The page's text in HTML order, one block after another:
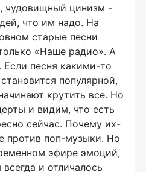
чудовищный цинизм -
что им надо. На
старые песни
«Наше радио». А
Если песня какими-то
популярной,
крутить все. Но
и видим, что есть
сейчас. Почему их-
против поп-музыки. Но
эфире эмоций,
и отличалось